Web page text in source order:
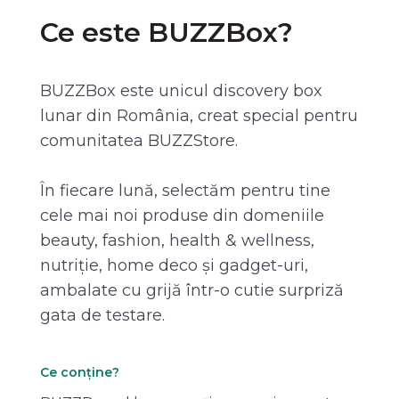
Ce este BUZZBox?
BUZZBox este unicul discovery box
lunar din România, creat special pentru
comunitatea BUZZStore.
În fiecare lună, selectăm pentru tine
cele mai noi produse din domeniile
beauty, fashion, health & wellness,
nutriție, home deco și gadget-uri,
ambalate cu grijă într-o cutie surpriză
gata de testare.
Ce conține?